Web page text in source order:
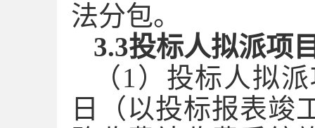
法分包。
3.3投标人拟派项
（ 1 ）投标人拟
日（以投标报表竣